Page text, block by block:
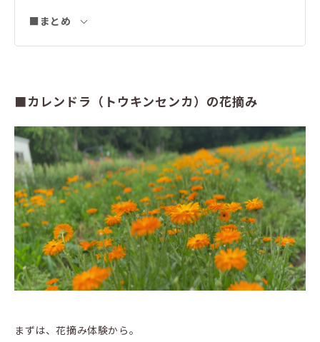
■まとめ
■カレンドラ（トウキンセンカ）の花摘み
まずは、花摘み体験から。